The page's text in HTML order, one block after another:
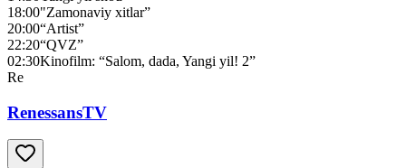
18:00"Zamonaviy xitlar”
20:00“Artist”
22:20“QVZ”
02:30Kinofilm: “Salom, dada, Yangi yil! 2”
Re
RenessansTV